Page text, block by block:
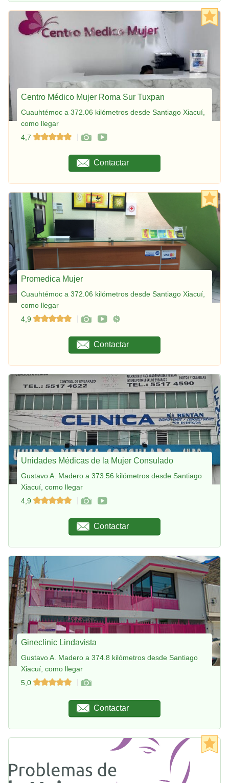
Centro Médico Mujer Roma Sur Tuxpan
Cuauhtémoc a 372.06 kilómetros desde Santiago Xiacuí,
como llegar
4,7
Contactar
Promedica Mujer
Cuauhtémoc a 372.06 kilómetros desde Santiago Xiacuí,
como llegar
4,9
Contactar
Unidades Médicas de la Mujer Consulado
Gustavo A. Madero a 373.56 kilómetros desde Santiago
Xiacuí, como llegar
4,9
Contactar
Gineclinic Lindavista
Gustavo A. Madero a 374.8 kilómetros desde Santiago
Xiacuí, como llegar
5,0
Contactar